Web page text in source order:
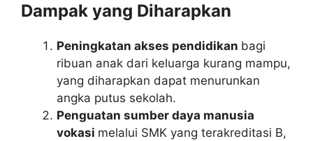
Dampak yang Diharapkan
Peningkatan akses pendidikan bagi
ribuan anak dari keluarga kurang mampu,
yang diharapkan dapat menurunkan
angka putus sekolah.
Penguatan sumber daya manusia
vokasi melalui SMK yang terakreditasi B,